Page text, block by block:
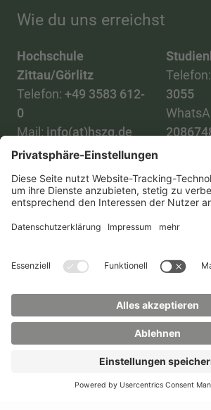
Wie du uns erreichst
Hochschule
Zittau/Görlitz
Telefon: +49 3583 612-
0
Mail: info(at)hszg.de
Telefon:
3055
Alle StudiengängeDatenschutz
ImpressumBarrierefreiheit